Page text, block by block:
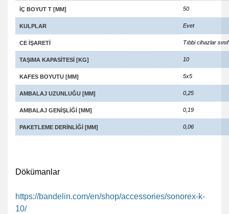
İÇ BOYUT T [MM] 50
KULPLAR Evet
CE IŞARETI Tıbbi cihazlar
TAŞIMA KAPASITESI [KG] 10
KAFES BOYUTU [MM] 5x5
AMBALAJ UZUNLUĞU [MM] 0,25
AMBALAJ GENIŞLIĞI [MM] 0,19
PAKETLEME DERINLIĞI [MM] 0,06
Dökümanlar
https://bandelin.com/en/shop/accessories/sonorex-k-
10/